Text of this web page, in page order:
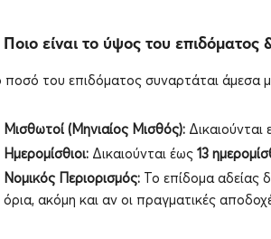
είναι το ύψος του
ποσό του επιδόματος συναρτάται άμεσα
Μισθωτοί (Μηνιαίος Μισθός): Δικαιούνται
Ημερομίσθιοι: Δικαιούνται έως 13
Νομικός Περιορισμός: Το επίδομα αδείας
όρια, ακόμη και αν οι πραγματικές